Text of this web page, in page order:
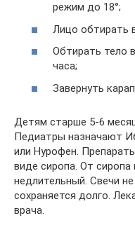
режим до 18°;
Лицо обтирать
Обтирать тело
часа;
Завернуть
Детям старше 5-6
Педиатры назначают
или Нурофен.
виде сиропа. От
недлительный. Свечи
сохраняется долго.
врача.